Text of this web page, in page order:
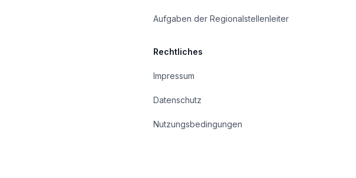
Aufgaben der Regionalstellenleiter
Rechtliches
Impressum
Datenschutz
Nutzungsbedingungen